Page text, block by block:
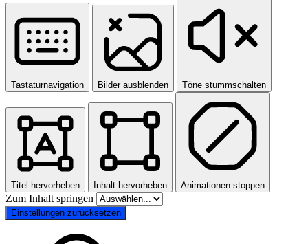
Tastaturnavigation Bilder ausblenden Töne stummschalten
Titel hervorheben Inhalt hervorheben Animationen stoppen
Zum Inhalt springen
Einstellungen zurücksetzen